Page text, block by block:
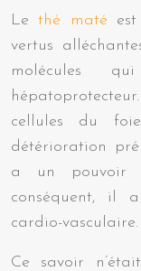
Lethé maté
vertus
molécules
cellules du
détérioration
a un pouvoir
conséquent, il
cardio-vasculaire.
Ce savoir